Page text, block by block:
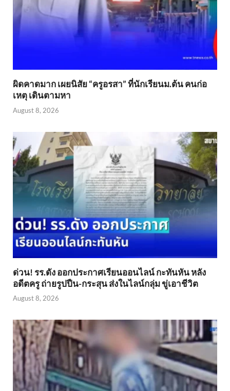
ผิดคาดมาก เผยนิสัย “ครูอรสา” ที่นักเรียนม.ต้น คนก่อ
เหตุ เดินตามหา
August 8, 2026
ด่วน! รร.ดัง ออกประกาศเรียนออนไลน์ กะทันหัน หลัง
อดีตครู ถ่ายรูปปืน-กระสุน ส่งในไลน์กลุ่ม ขู่เอาชีวิต
August 8, 2026